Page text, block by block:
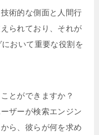
術的な側面と人間行
られており、それが
おいて重要な役割を
とができますか？
ザーが検索エンジン
ら、彼らが何を求め